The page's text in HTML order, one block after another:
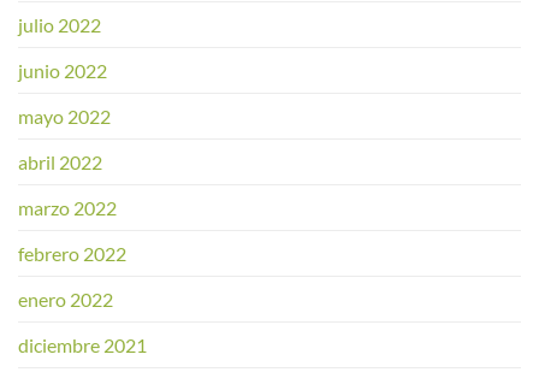
julio 2022
junio 2022
mayo 2022
abril 2022
marzo 2022
febrero 2022
enero 2022
diciembre 2021